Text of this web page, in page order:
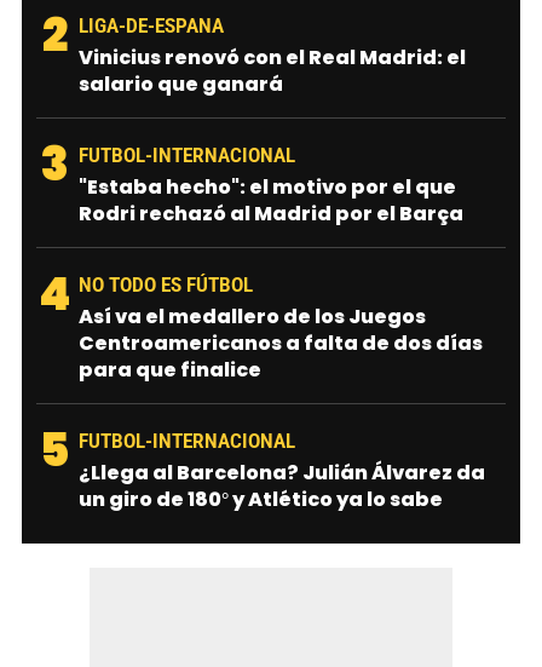
2 LIGA-DE-ESPANA
Vinicius renovó con el Real Madrid: el
salario que ganará
3 FUTBOL-INTERNACIONAL
"Estaba hecho": el motivo por el que
Rodri rechazó al Madrid por el Barça
4 NO TODO ES FÚTBOL
Así va el medallero de los Juegos
Centroamericanos a falta de dos días
para que finalice
5 FUTBOL-INTERNACIONAL
¿Llega al Barcelona? Julián Álvarez da
un giro de 180° y Atlético ya lo sabe